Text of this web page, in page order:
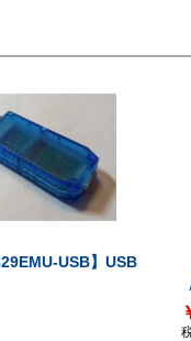
USB】USB